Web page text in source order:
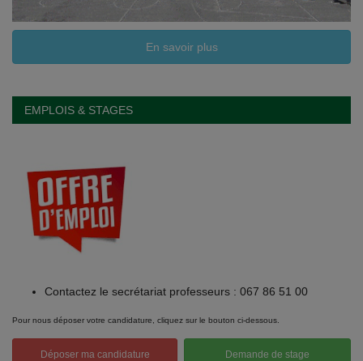
En savoir plus
EMPLOIS & STAGES
Contactez le secrétariat professeurs : 067 86 51 00
Pour nous déposer votre candidature, cliquez sur le bouton ci-dessous.
Déposer ma candidature Demande de stage